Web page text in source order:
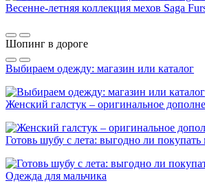
Весенне-летняя коллекция мехов Saga
Шопинг в дороге
Выбираем одежду: магазин или каталог
Женский галстук – оригинальное
Готовь шубу с лета: выгодно ли покупать
Одежда для мальчика